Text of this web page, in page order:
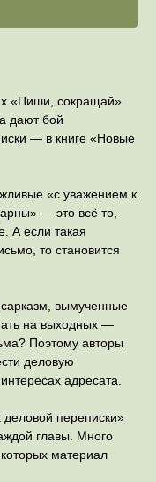
«Пиши, сокращай»
дают бой
— в книге «Новые
«с уважением к
— это всё то,
А если такая
то становится
вымученные
на выходных —
Поэтому авторы
деловую
адресата.
переписки»
главы. Много
материал